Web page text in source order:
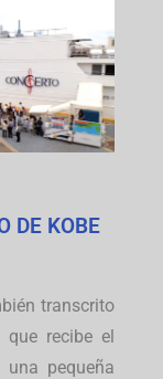
DE KOBE
transcrito
que recibe el
pequeña